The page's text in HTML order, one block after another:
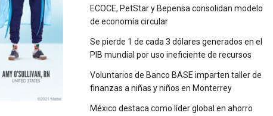
ECOCE, PetStar y Bepensa consolidan modelo
de economía circular
Se pierde 1 de cada 3 dólares generados en el
PIB mundial por uso ineficiente de recursos
Voluntarios de Banco BASE imparten taller de
finanzas a niñas y niños en Monterrey
México destaca como líder global en ahorro